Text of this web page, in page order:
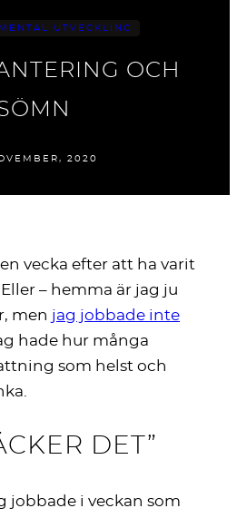
MENTAL UTVECKLING
OCH
2020
vecka efter att ha varit
– hemma är jag ju
men jag jobbade inte
hade hur många
som helst och
DET”
jobbade i veckan som